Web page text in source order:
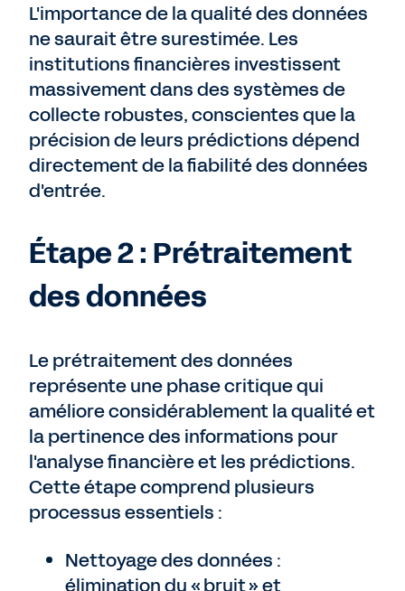
L'importance de la qualité des données
ne saurait être surestimée. Les
institutions financières investissent
massivement dans des systèmes de
collecte robustes, conscientes que la
précision de leurs prédictions dépend
directement de la fiabilité des données
d'entrée.
Étape 2 : Prétraitement
des données
Le prétraitement des données
représente une phase critique qui
améliore considérablement la qualité et
la pertinence des informations pour
l'analyse financière et les prédictions.
Cette étape comprend plusieurs
processus essentiels :
Nettoyage des données :
élimination du « bruit » et